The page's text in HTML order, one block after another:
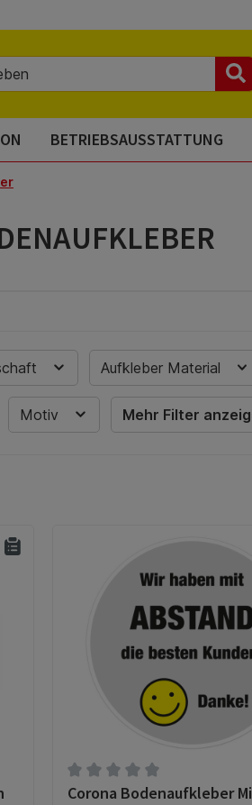
BETRIEBSAUSSTATTUNG
Aufkleber Material
Motiv Mehr Filter
von 5 SternenDurchschnittliche
Corona Bodenaufkleber